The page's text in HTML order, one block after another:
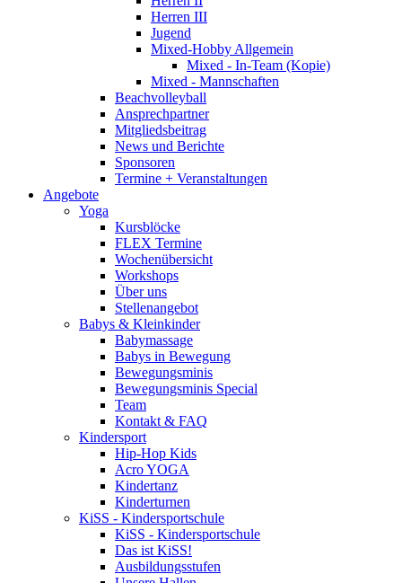
Herren III
Jugend
Mixed-Hobby Allgemein
Mixed - In-Team (Kopie)
Mixed - Mannschaften
Beachvolleyball
Ansprechpartner
Mitgliedsbeitrag
News und Berichte
Sponsoren
Termine + Veranstaltungen
Angebote
Yoga
Kursblöcke
FLEX Termine
Wochenübersicht
Workshops
Über uns
Stellenangebot
Babys & Kleinkinder
Babymassage
Babys in Bewegung
Bewegungsminis
Bewegungsminis Special
Team
Kontakt & FAQ
Kindersport
Hip-Hop Kids
Acro YOGA
Kindertanz
Kinderturnen
KiSS - Kindersportschule
KiSS - Kindersportschule
Das ist KiSS!
Ausbildungsstufen